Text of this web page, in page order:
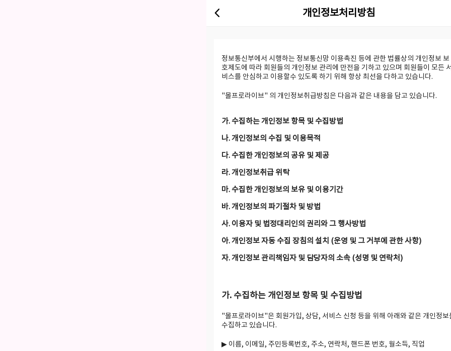
개인정보처리방침
정보통신부에서 시행하는 정보통신망 이용촉진 등에 관한 법률상의 개인정보 보
호제도에 따라 회원들의 개인정보 관리에 만전을 기하고 있으며 회원들이 모든
비스를 안심하고 이용할수 있도록 하기 위해 항상 최선을 다하고 있습니다.
"몰프로라이브" 의 개인정보취급방침은 다음과 같은 내용을 담고 있습니다.
가. 수집하는 개인정보 항목 및 수집방법
나. 개인정보의 수집 및 이용목적
다. 수집한 개인정보의 공유 및 제공
라. 개인정보취급 위탁
마. 수집한 개인정보의 보유 및 이용기간
바. 개인정보의 파기절차 및 방법
사. 이용자 및 법정대리인의 권리와 그 행사방법
아. 개인정보 자동 수집 장침의 설치 (운영 및 그 거부에 관한 사항)
자. 개인정보 관리책임자 및 담당자의 소속 (성명 및 연락처)
가. 수집하는 개인정보 항목 및 수집방법
"몰프로라이브"은 회원가입, 상담, 서비스 신청 등을 위해 아래와 같은 개인정보
수집하고 있습니다.
▶ 이름, 이메일, 주민등록번호, 주소, 연락처, 핸드폰 번호, 월소득, 직업